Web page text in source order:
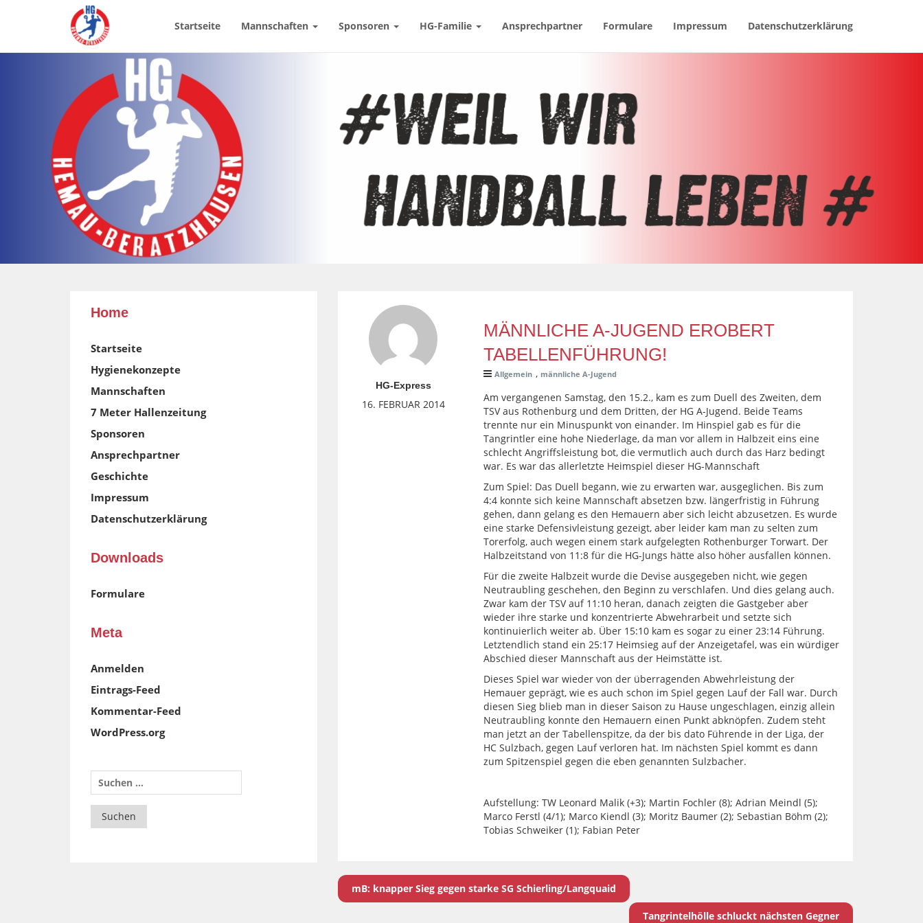
Startseite Mannschaften Sponsoren HG-Familie Ansprechpartner Formulare Impressum Datenschutzerklärung
HG-Express
16. FEBRUAR 2014
MÄNNLICHE A-JUGEND EROBERT
TABELLENFÜHRUNG!
Allgemein , männliche A-Jugend
Am vergangenen Samstag, den 15.2., kam es zum Duell des Zweiten, dem
TSV aus Rothenburg und dem Dritten, der HG A-Jugend. Beide Teams
trennte nur ein Minuspunkt von einander. Im Hinspiel gab es für die
Tangrintler eine hohe Niederlage, da man vor allem in Halbzeit eins eine
schlecht Angriffsleistung bot, die vermutlich auch durch das Harz bedingt
war. Es war das allerletzte Heimspiel dieser HG-Mannschaft
Zum Spiel: Das Duell begann, wie zu erwarten war, ausgeglichen. Bis zum
4:4 konnte sich keine Mannschaft absetzen bzw. längerfristig in Führung
gehen, dann gelang es den Hemauern aber sich leicht abzusetzen. Es wurde
eine starke Defensivleistung gezeigt, aber leider kam man zu selten zum
Torerfolg, auch wegen einem stark aufgelegten Rothenburger Torwart. Der
Halbzeitstand von 11:8 für die HG-Jungs hätte also höher ausfallen können.
Für die zweite Halbzeit wurde die Devise ausgegeben nicht, wie gegen
Neutraubling geschehen, den Beginn zu verschlafen. Und dies gelang auch.
Zwar kam der TSV auf 11:10 heran, danach zeigten die Gastgeber aber
wieder ihre starke und konzentrierte Abwehrarbeit und setzte sich
kontinuierlich weiter ab. Über 15:10 kam es sogar zu einer 23:14 Führung.
Letztendlich stand ein 25:17 Heimsieg auf der Anzeigetafel, was ein würdiger
Abschied dieser Mannschaft aus der Heimstätte ist.
Dieses Spiel war wieder von der überragenden Abwehrleistung der
Hemauer geprägt, wie es auch schon im Spiel gegen Lauf der Fall war. Durch
diesen Sieg blieb man in dieser Saison zu Hause ungeschlagen, einzig allein
Neutraubling konnte den Hemauern einen Punkt abknöpfen. Zudem steht
man jetzt an der Tabellenspitze, da der bis dato Führende in der Liga, der
HC Sulzbach, gegen Lauf verloren hat. Im nächsten Spiel kommt es dann
zum Spitzenspiel gegen die eben genannten Sulzbacher.
Aufstellung: TW Leonard Malik (+3); Martin Fochler (8); Adrian Meindl (5);
Marco Ferstl (4/1); Marco Kiendl (3); Moritz Baumer (2); Sebastian Böhm (2);
Tobias Schweiker (1); Fabian Peter
mB: knapper Sieg gegen starke SG Schierling/Langquaid
Tangrintelhölle schluckt nächsten Gegner
Home
Startseite
Hygienekonzepte
Mannschaften
7 Meter Hallenzeitung
Sponsoren
Ansprechpartner
Geschichte
Impressum
Datenschutzerklärung
Downloads
Formulare
Meta
Anmelden
Eintrags-Feed
Kommentar-Feed
WordPress.org